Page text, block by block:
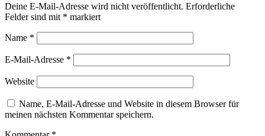
Deine E-Mail-Adresse wird nicht veröffentlicht. Erforderliche
Felder sind mit * markiert
Name *
E-Mail-Adresse *
Website
Name, E-Mail-Adresse und Website in diesem Browser für
meinen nächsten Kommentar speichern.